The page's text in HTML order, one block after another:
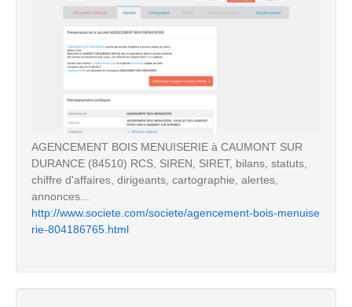
AGENCEMENT BOIS MENUISERIE à CAUMONT SUR
DURANCE (84510) RCS, SIREN, SIRET, bilans, statuts,
chiffre d'affaires, dirigeants, cartographie, alertes,
annonces...
http://www.societe.com/societe/agencement-bois-menuise
rie-804186765.html